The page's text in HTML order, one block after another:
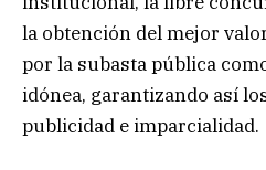
la obtención del mejor
por la subasta pública
idónea, garantizando así
publicidad e imparcialidad.